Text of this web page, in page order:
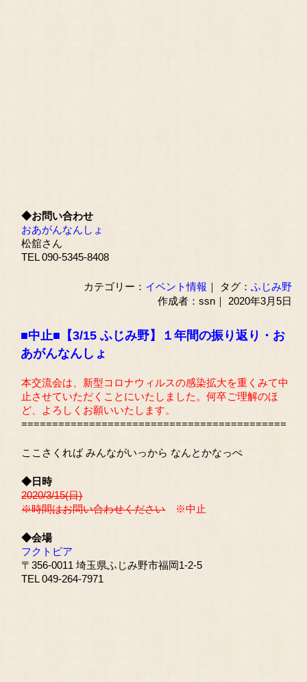
◆お問い合わせ
おあがんなんしょ
松舘さん
TEL 090-5345-8408
カテゴリー： イベント情報 ｜ タグ：ふじみ野
作成者：ssn｜ 2020年3月5日
■中止■【3/15 ふじみ野】１年間の振り返り・お
あがんなんしょ
本交流会は、新型コロナウィルスの感染拡大を重くみて中
止させていただくことにいたしました。何卒ご理解のほ
ど、よろしくお願いいたします。
===========================================
ここさくれば みんながいっから なんとかなっぺ
◆日時
2020/3/15(日)
※時間はお問い合わせください※中止
◆会場
フクトピア
〒356-0011 埼玉県ふじみ野市福岡1-2-5
TEL 049-264-7971